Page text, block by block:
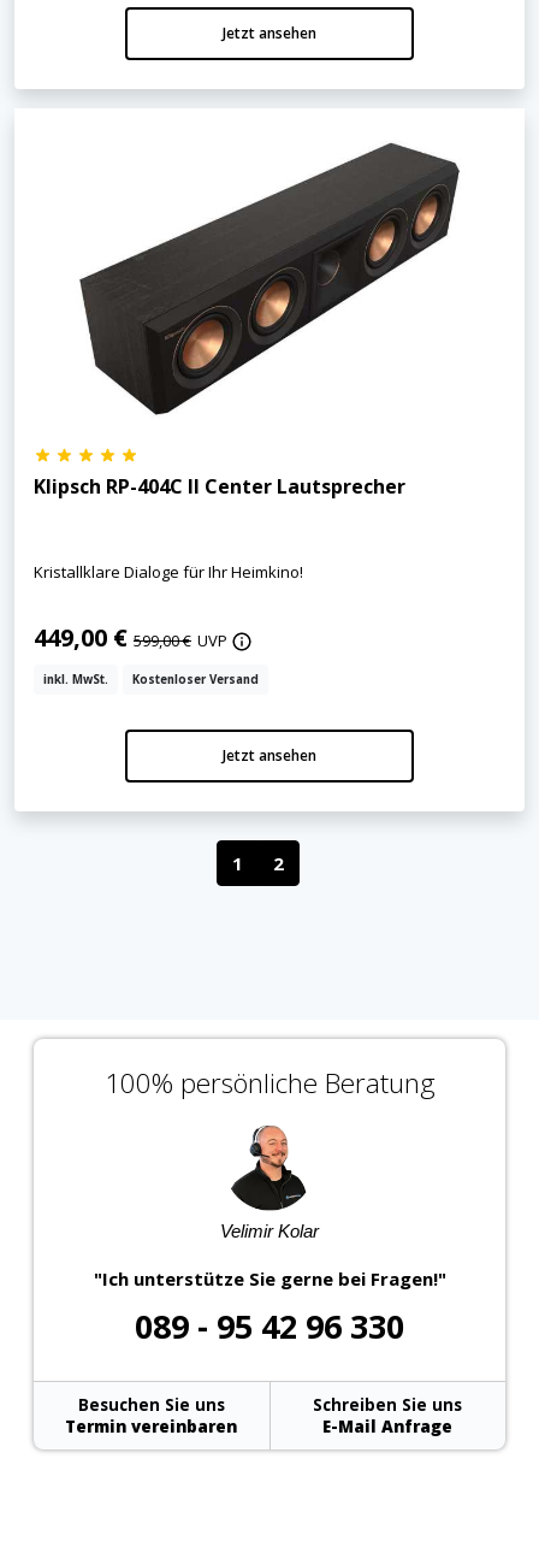
Jetzt ansehen
Klipsch RP-404C II Center Lautsprecher
Kristallklare Dialoge für Ihr Heimkino!
449,00 € 599,00 € UVP
inkl. MwSt. Kostenloser Versand
Jetzt ansehen
1 2
100% persönliche Beratung
Velimir Kolar
"Ich unterstütze Sie gerne bei Fragen!"
089 - 95 42 96 330
Besuchen Sie uns
Termin vereinbaren
Schreiben Sie uns
E-Mail Anfrage